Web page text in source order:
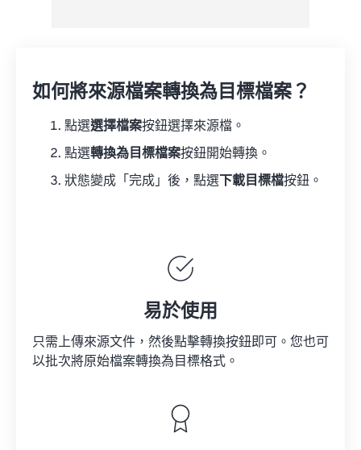
如何將來源檔案轉換為目標檔案？
點選選擇檔案按鈕選擇來源檔。
點選轉換為目標檔案按鈕開始轉換。
狀態變成「完成」後，點選 下載目標檔按鈕。
易於使用
只需上傳來源文件，然後點擊轉換按鈕即可。您也可
以批次將原始檔案轉換為目標格式。